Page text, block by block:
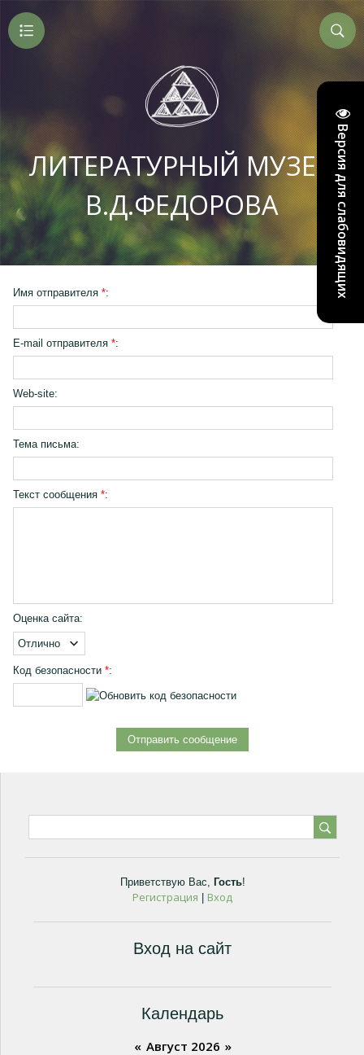
Версия для слабовидящих
ЛИТЕРАТУРНЫЙ МУЗЕЙ
В.Д.ФЕДОРОВА
Имя отправителя *:
E-mail отправителя *:
Web-site:
Тема письма:
Текст сообщения *:
Оценка сайта:
Код безопасности *:
Приветствую Вас, Гость!
Регистрация Вход
Вход на сайт
Календарь
« Август 2026 »